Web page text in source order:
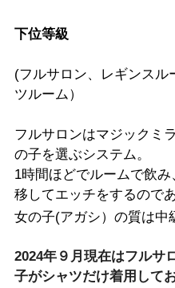
下位等級
(フルサロン、レギンスル
ツルーム）
フルサロンはマジックミ
の子を選ぶシステム。
1時間ほどでルームで飲み
移してエッチをするのであ
女の子(アガシ）の質は中
2024年９月現在はフルサ
子がシャツだけ着用して